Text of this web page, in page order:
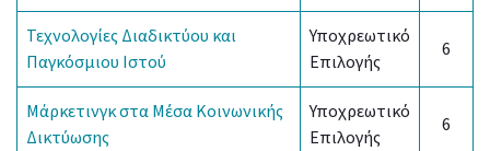
Τεχνολογίες Διαδικτύου και
Παγκόσμιου Ιστού
Υποχρεωτικό
Επιλογής
6
Μάρκετινγκ στα Μέσα Κοινωνικής
Δικτύωσης
Υποχρεωτικό
Επιλογής
6